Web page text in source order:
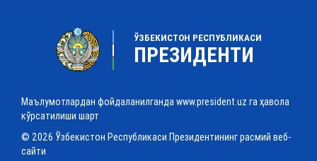
ЎЗБЕКИСТОН РЕСПУБЛИКАСИ
ПРЕЗИДЕНТИ
Маълумотлардан фойдаланилганда www.president.uz га ҳавола
кўрсатилиши шарт
© 2026 Ўзбекистон Республикаси Президентининг расмий веб-
сайти